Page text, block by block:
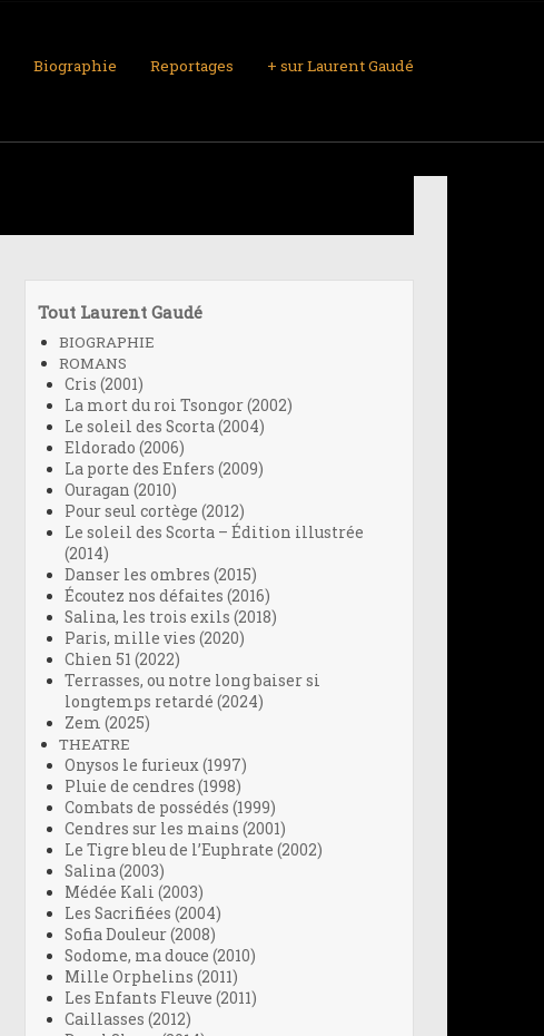
Biographie Reportages + sur Laurent Gaudé
Tout Laurent Gaudé
BIOGRAPHIE
ROMANS
Cris (2001)
La mort du roi Tsongor (2002)
Le soleil des Scorta (2004)
Eldorado (2006)
La porte des Enfers (2009)
Ouragan (2010)
Pour seul cortège (2012)
Le soleil des Scorta – Édition illustrée
(2014)
Danser les ombres (2015)
Écoutez nos défaites (2016)
Salina, les trois exils (2018)
Paris, mille vies (2020)
Chien 51 (2022)
Terrasses, ou notre long baiser si
longtemps retardé (2024)
Zem (2025)
THEATRE
Onysos le furieux (1997)
Pluie de cendres (1998)
Combats de possédés (1999)
Cendres sur les mains (2001)
Le Tigre bleu de l’Euphrate (2002)
Salina (2003)
Médée Kali (2003)
Les Sacrifiées (2004)
Sofia Douleur (2008)
Sodome, ma douce (2010)
Mille Orphelins (2011)
Les Enfants Fleuve (2011)
Caillasses (2012)